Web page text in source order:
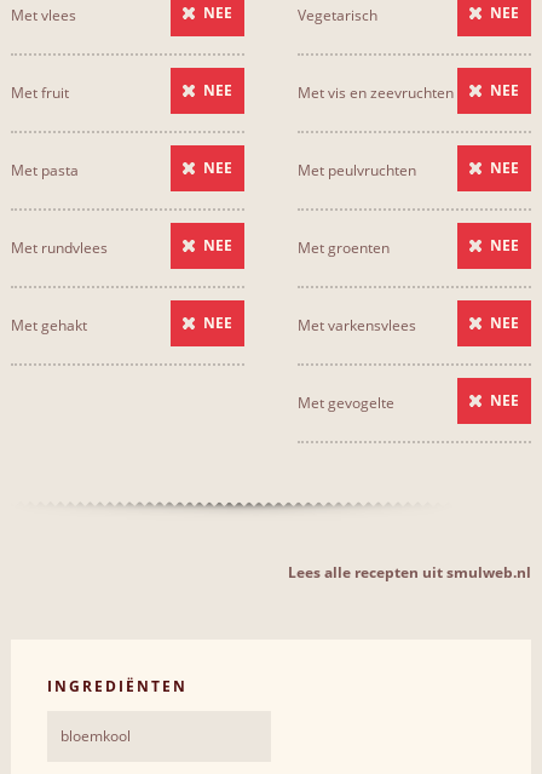
Vegetarisch NEE
Met vlees NEE
Met vis en zeevruchten NEE
Met fruit NEE
Met peulvruchten NEE
Met pasta NEE
Met groenten NEE
Met rundvlees NEE
Met varkensvlees NEE
Met gehakt NEE
Met gevogelte NEE
Lees alle recepten uit smulweb.nl
INGREDIËNTEN
bloemkool